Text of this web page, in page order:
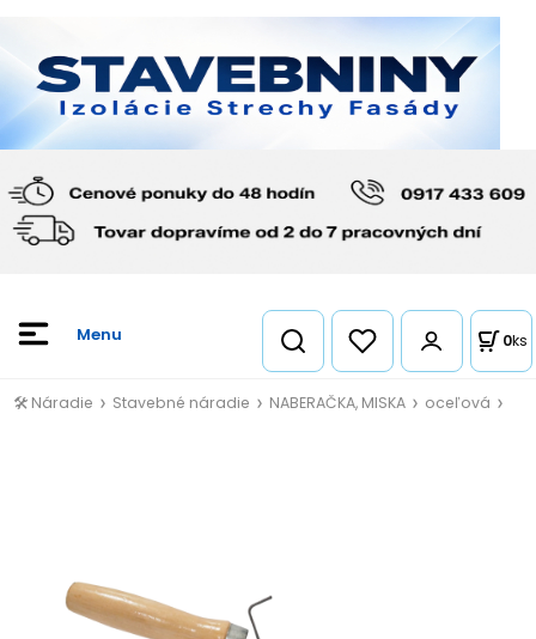
0ks
🛠️ Náradie Stavebné náradie NABERAČKA, MISKA oceľová